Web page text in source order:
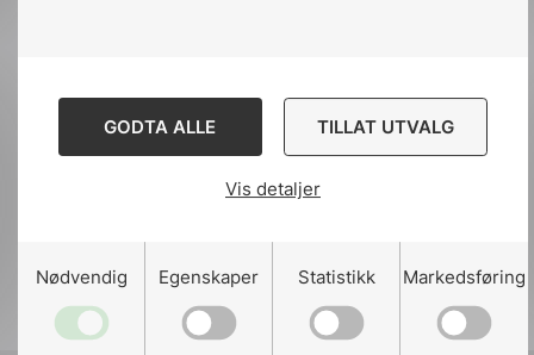
GODTA ALLE TILLAT UTVALG
Vis detaljer
Nødvendig Egenskaper Statistikk Markedsføring
Publisert av:Marianne Krosby
Publiserte:2. mai. 2016
kl.21:48 20. des. 2021